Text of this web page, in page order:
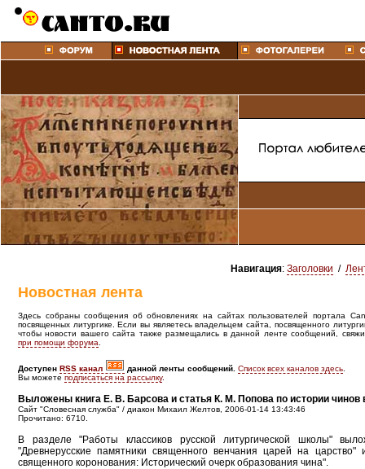
Навигация: Заголовки /
Новостная лента
Здесь собраны сообщения об обновлениях на сайтах пользователей портала
посвященных литургике. Если вы являетесь владельцем сайта, посвященного
чтобы новости вашего сайта также размещались в данной ленте сообщений,
при помощи форума
Доступен RSS канал данной ленты сообщений. Список всех каналов здесь
Вы можете подписаться на рассылку.
Выложены книга Е. В. Барсова и статья К. М. Попова по истории чинов
Сайт "Словесная служба" / диакон Михаил Желтов, 2006-01-14 13:43:46
Прочитано: 6710.
В разделе "Работы классиков русской литургической школы"
"Древнерусские памятники священного венчания царей на
священного коронования: Исторический очерк образования чина".